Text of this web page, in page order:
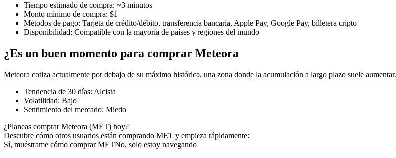
TradFi
Tiempo estimado de compra: ~3 minutos
Monto mínimo de compra: $1
Métodos de pago: Tarjeta de crédito/débito, transferencia bancaria, Apple Pay, Google Pay, billetera cripto
Disponibilidad: Compatible con la mayoría de países y regiones del mundo
¿Es un buen momento para comprar Meteora
Meteora cotiza actualmente por debajo de su máximo histórico, una zona donde la acumulación a largo plazo suele aumentar.
Tendencia de 30 días: Alcista
Volatilidad: Bajo
Sentimiento del mercado: Miedo
¿Planeas comprar Meteora (MET) hoy?
Descubre cómo otros usuarios están comprando MET y empieza rápidamente:
Sí, muéstrame cómo comprar METNo, solo estoy navegando